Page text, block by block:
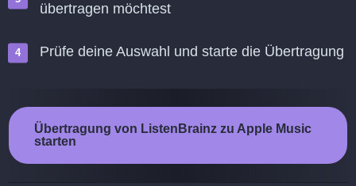
übertragen möchtest
Prüfe deine Auswahl und starte die Übertragung
Übertragung von ListenBrainz zu Apple Music
starten